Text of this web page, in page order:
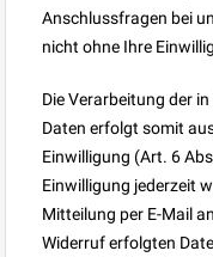
Anschlussfragen bei
nicht ohne Ihre
Die Verarbeitung der
Daten erfolgt somit
Einwilligung (Art. 6
Einwilligung jederzeit
Mitteilung per E-Mail
Widerruf erfolgten